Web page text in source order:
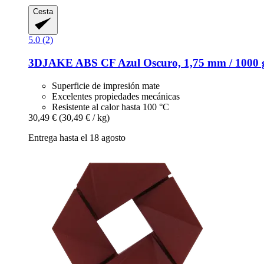
Cesta
5.0 (2)
3DJAKE ABS CF Azul Oscuro, 1,75 mm / 1000
Superficie de impresión mate
Excelentes propiedades mecánicas
Resistente al calor hasta 100 °C
30,49 € (30,49 € / kg)
Entrega hasta el 18 agosto